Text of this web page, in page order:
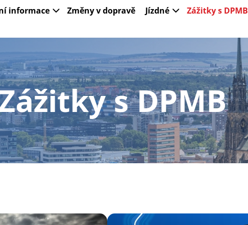
informace Změny v dopravě Jízdné Zážitky s DPMB
s DPMB